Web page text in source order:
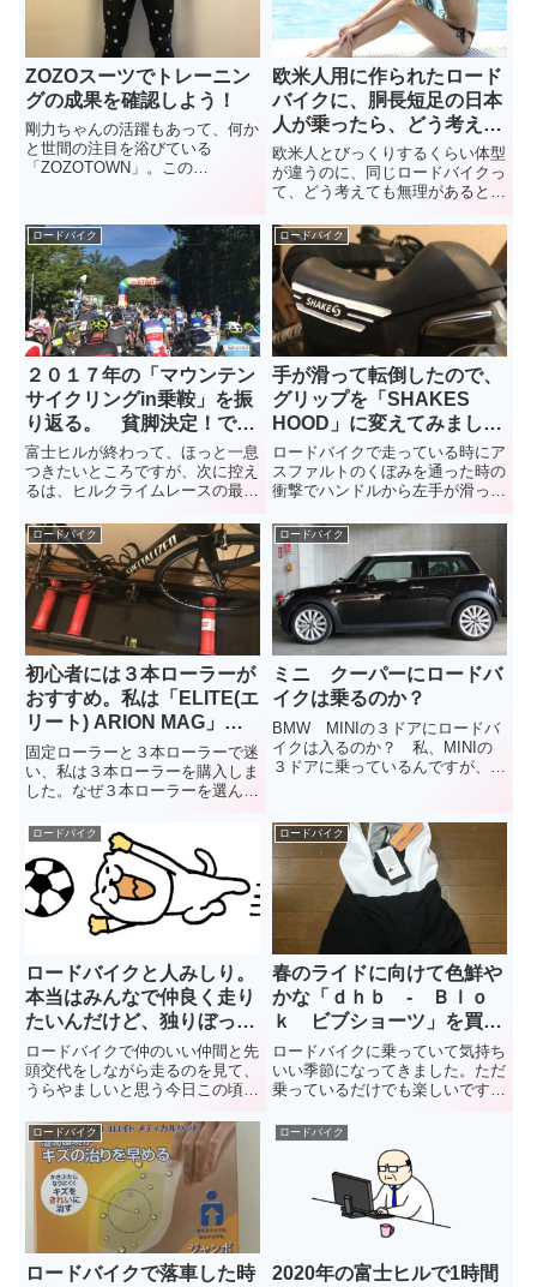
ZOZOスーツでトレーニン
グの成果を確認しよう！
剛力ちゃんの活躍もあって、何か
と世間の注目を浴びている
「ZOZOTOWN」。この
皆さんも一度は耳にしたことがあ
るんじゃないでしょうか？この全
身を計測する「ZOZOスーツ」、
トレーニングの成果を計測するの
に、けっこう使えちゃうんです。
欧米人用に作られたロード
バイクに、胴長短足の日本
人が乗ったら、どう考えて
もバランス悪いだろ！
欧米人とびっくりするくらい体型
が違うのに、同じロードバイクっ
て、どう考えても無理があると思
り、サドル位置を変えてみたりし
ても、結局のところ付け焼刃。日
本人の体型に合わせてロードバイ
クを一から作るのが正解なんじゃ
ない？
ロードバイク
２０１７年の「マウンテン
サイクリングin乗鞍」を振
り返る。 貧脚決定！でも
景色は最高！
富士ヒルが終わって、ほっと一息
つきたいところですが、次に控え
るは、ヒルクライムレースの最高
鞍」。今年も晴れてくれることを
祈りながら、昨年初参加した大会
の模様を振り返りたいと思いま
す。自分の貧脚ぶりに気付かされ
た、ほろ苦い大会になりました。
ロードバイク
手が滑って転倒したので、
グリップを「SHAKES
HOOD」に変えてみまし
た。
ロードバイクで走っている時にア
スファルトのくぼみを通った時の
衝撃でハンドルから左手が滑っ
すが、そんなことが２度と起こら
ないよう、手が滑りにくいブラケ
ットカバー「SHAKES
HOOD」を付けてみました。
ロードバイク
初心者には３本ローラーが
おすすめ。私は「ELITE(エ
リート) ARION MAG」を
選びました。
固定ローラーと３本ローラーで迷
い、私は３本ローラーを購入しま
した。なぜ３本ローラーを選んだ
きに気になる疑問「音はうるさく
ないの？」「初心者でも乗れる
の？」「負荷はかけれるの？」と
いった疑問にもお答えします。
ロードバイク
ミニ クーパーにロードバ
イクは乗るのか？
BMW MINIの３ドアにロードバ
イクは入るのか？ 私、MINIの
３ドアに乗っているんですが、ロ
って色々調べても分からなかった
んですよね。同じようにお悩みの
方、是非ご覧ください。
ロードバイク
ロードバイクと人みしり。
本当はみんなで仲良く走り
たいんだけど、独りぼっち
が気楽なんです・・・。
ロードバイクで仲のいい仲間と先
頭交代をしながら走るのを見て、
うらやましいと思う今日この頃。
ど、やっぱり競技的には集団で走
るものなんでしょうね。別に思い
悩んでる訳じゃないんだけど、今
日はちょっとテイストを変えて、
そんな心の葛藤を記事にしてみた
いと思います。
ロードバイク
春のライドに向けて色鮮や
かな「ｄｈｂ - Ｂｌｏ
ｋ ビブショーツ」を買い
ました
ロードバイクに乗っていて気持ち
いい季節になってきました。ただ
乗っているだけでも楽しいです
か系で決めてみませんか？今回は
ピンクとパープルのワンポイント
が入った「ｄｈｂのＢｌｏｋ ビ
ブショーツ」を買いました。サイ
ズ感やコーディネートなど、しっ
かりとレビューしていきます。
ロードバイク
ロードバイクで落車した時
ロードバイク
2020年の富士ヒルで1時間